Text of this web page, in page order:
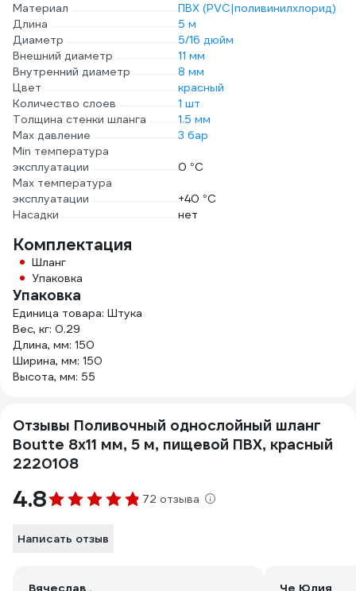
Материал
ПВХ (PVC|поливинилхлорид)
Длина
5 м
Диаметр
5/16 дюйм
Внешний диаметр
11 мм
Внутренний диаметр
8 мм
Цвет
красный
Количество слоев
1 шт
Толщина стенки шланга
1.5 мм
Max давление
3 бар
Min температура
эксплуатации
0 °С
Мах температура
эксплуатации
+40 °С
Насадки
нет
Комплектация
Шланг
Упаковка
Упаковка
Единица товара: Штука
Вес, кг: 0.29
Длина, мм: 150
Ширина, мм: 150
Высота, мм: 55
Отзывы Поливочный однослойный шланг
Boutte 8x11 мм, 5 м, пищевой ПВХ, красный
2220108
4.8 72 отзыва
Написать отзыв
Вячеслав . Че Юлия